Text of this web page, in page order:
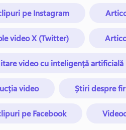
pe Instagram
video X (Twitter)
video cu inteligență artificială
video Știri despre
pe Facebook